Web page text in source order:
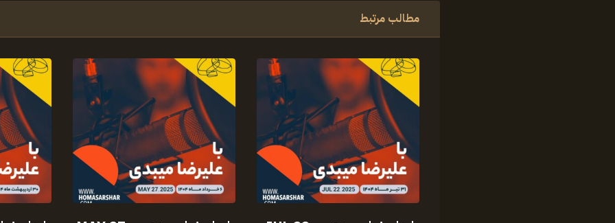
مطالب مرتبط